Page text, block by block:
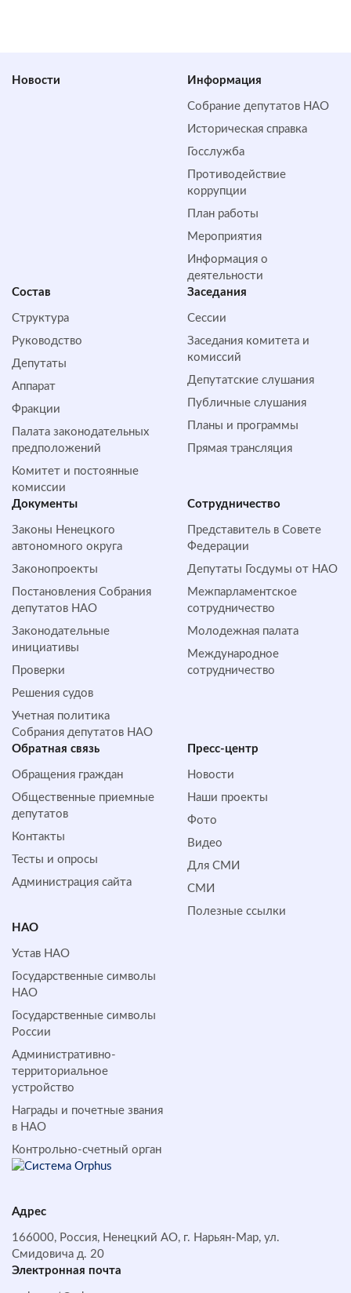
Новости Информация
Собрание депутатов НАО
Историческая справка
Госслужба
Противодействие
коррупции
План работы
Мероприятия
Информация о
деятельности
Состав
Структура
Руководство
Депутаты
Аппарат
Фракции
Палата законодательных
предположений
Комитет и постоянные
комиссии
Заседания
Сессии
Заседания комитета и
комиссий
Депутатские слушания
Публичные слушания
Планы и программы
Прямая трансляция
Документы
Законы Ненецкого
автономного округа
Законопроекты
Постановления Собрания
депутатов НАО
Законодательные
инициативы
Проверки
Решения судов
Учетная политика
Собрания депутатов НАО
Сотрудничество
Представитель в Совете
Федерации
Депутаты Госдумы от НАО
Межпарламентское
сотрудничество
Молодежная палата
Международное
сотрудничество
Обратная cвязь
Обращения граждан
Общественные приемные
депутатов
Контакты
Тесты и опросы
Администрация сайта
Пресс-центр
Новости
Наши проекты
Фото
Видео
Для СМИ
СМИ
Полезные ссылки
НАО
Устав НАО
Государственные символы
НАО
Государственные символы
России
Административно-
территориальное
устройство
Награды и почетные звания
в НАО
Контрольно-счетный орган
Адрес
166000, Россия, Ненецкий АО, г. Нарьян-Мар, ул.
Смидовича д. 20
Электронная почта